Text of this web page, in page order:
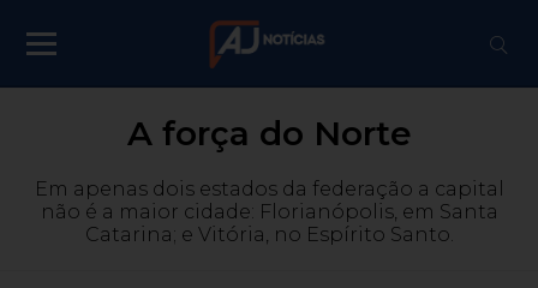
A força do Norte
Em apenas dois estados da federação a capital
não é a maior cidade: Florianópolis, em Santa
Catarina; e Vitória, no Espírito Santo.